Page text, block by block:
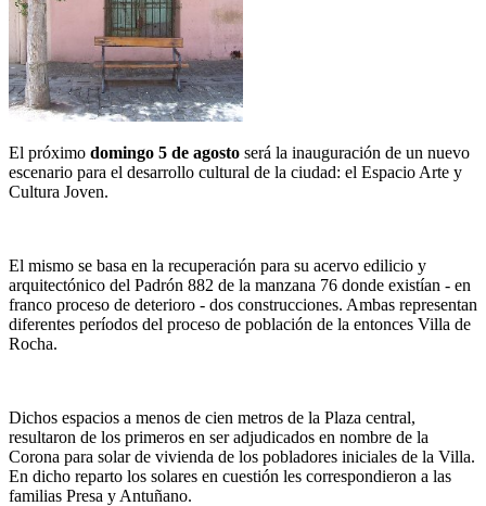
El próximo domingo 5 de agosto será la inauguración de un nuevo
escenario para el desarrollo cultural de la ciudad: el Espacio Arte y
Cultura Joven.
El mismo se basa en la recuperación para su acervo edilicio y
arquitectónico del Padrón 882 de la manzana 76 donde existían - en
franco proceso de deterioro - dos construcciones. Ambas representan
diferentes períodos del proceso de población de la entonces Villa de
Rocha.
Dichos espacios a menos de cien metros de la Plaza central,
resultaron de los primeros en ser adjudicados en nombre de la
Corona para solar de vivienda de los pobladores iniciales de la Villa.
En dicho reparto los solares en cuestión les correspondieron a las
familias Presa y Antuñano.